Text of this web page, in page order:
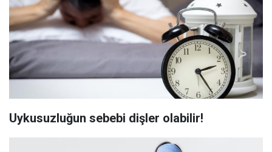
Uykusuzluğun sebebi dişler olabilir!